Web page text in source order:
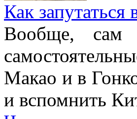
Как
Вообще, сам
Макао и в
и вспомнить